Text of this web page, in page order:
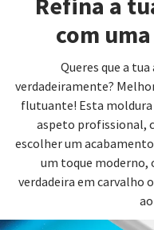
com
Queres que a
verdadeiramente?
flutuante! Esta moldura
aspeto profissional,
escolher um
um toque moderno,
verdadeira em carvalho